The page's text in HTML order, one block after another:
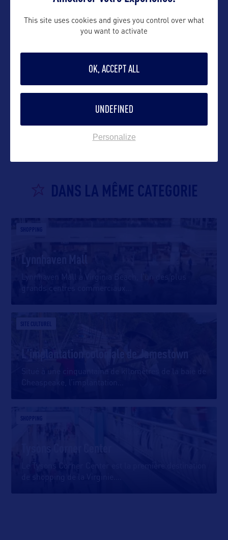
DANS LA MÊME CATEGORIE
SHOPPING
Lynnhaven Mall
Lynnhaven Mall à Virginia Beach, l’un des plus
grands centres commerciaux
SITE CULTUREL
L'implantation coloniale de Jamestown
Situé à une cinquantaine de kilomètres de la baie de
SHOPPING
This site uses cookies and gives you control over what
you want to activate
OK, ACCEPT ALL
UNDEFINED
Personalize